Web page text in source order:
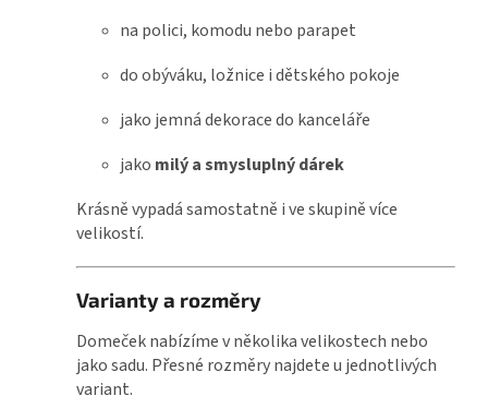
na polici, komodu nebo parapet
do obýváku, ložnice i dětského pokoje
jako jemná dekorace do kanceláře
jako milý a smysluplný dárek
Krásně vypadá samostatně i ve skupině více
velikostí.
Varianty a rozměry
Domeček nabízíme v několika velikostech nebo
jako sadu. Přesné rozměry najdete u jednotlivých
variant.